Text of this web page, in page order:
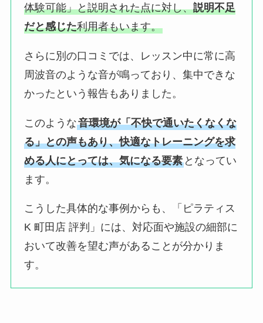
体験可能」と説明された点に対し、説明不足
だと感じた利用者もいます。
さらに別の口コミでは、レッスン中に常に高
周波音のような音が鳴っており、集中できな
かったという報告もありました。
このような音環境が「不快で通いたくなくな
る」との声もあり、快適なトレーニングを求
める人にとっては、気になる要素 となってい
ます。
こうした具体的な事例からも、「ピラティス
K 町田店 評判」には、対応面や施設の細部に
おいて改善を望む声があることが分かりま
す。